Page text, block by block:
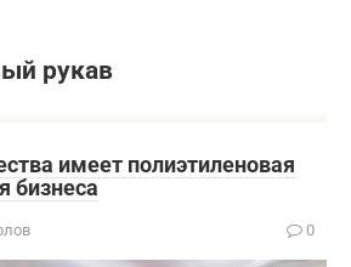
рукав
имеет полиэтиленовая
бизнеса
0